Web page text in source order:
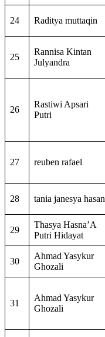
24 Raditya muttaqin
25
Rannisa Kintan
Julyandra
26
Rastiwi Apsari
Putri
27 reuben rafael
28 tania janesya hasan
29
Thasya Hasna’A
Putri Hidayat
30
Ahmad Yasykur
Ghozali
31
Ahmad Yasykur
Ghozali